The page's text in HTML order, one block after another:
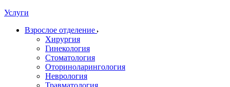
Услуги
Взрослое отделение
Хирургия
Гинекология
Стоматология
Оториноларингология
Неврология
Травматология